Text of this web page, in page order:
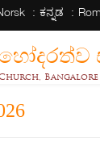
ಕನ್ನಡ
Bangalore